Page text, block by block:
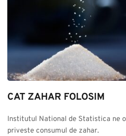
CAT ZAHAR FOLOSIM
Institutul National de Statistica ne
priveste consumul de zahar.